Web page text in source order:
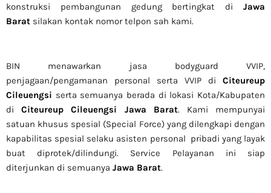
konstruksi pembangunan gedung bertingkat di Jawa
Barat silakan kontak nomor telpon sah kami.
BIN menawarkan jasa bodyguard VVIP,
penjagaan/pengamanan personal serta VVIP di Citeureup
Cileuengsi serta semuanya berada di lokasi Kota/Kabupaten
diCiteureup Cileuengsi Jawa Barat. Kami mempunyai
satuan khusus spesial (Special Force) yang dilengkapi dengan
kapabilitas spesial selaku asisten personal pribadi yang layak
buat diprotek/dilindungi. Service Pelayanan ini siap
diterjunkan di semuanya Jawa Barat.